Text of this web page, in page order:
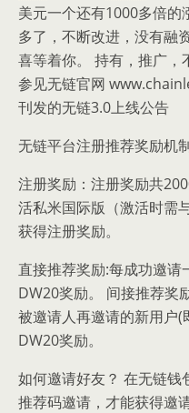
美元一个还有1000多倍
多了，不断改进，没有融
喜等着你。 持有，推广，
参见无链官网
刊发的无链3.0上线公告
无链平台注册推荐奖励机
注册奖励：注册奖励共
活私米国际版（激活时需
获得注册奖励。
直接推荐奖励:每成功邀
DW20奖励。 间接推荐奖
被邀请人再邀请的新用户
DW20奖励。
如何邀请好友？ 在无链钱
推荐码邀请，才能获得邀